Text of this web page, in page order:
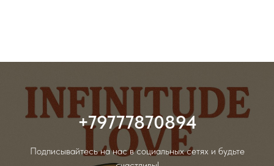
+79777870894
Подписывайтесь на нас в социальных сетях и будьте